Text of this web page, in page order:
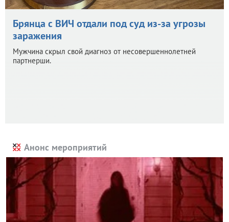
Брянца с ВИЧ отдали под суд из-за угрозы
заражения
Мужчина скрыл свой диагноз от несовершеннолетней
партнерши.
Анонс мероприятий